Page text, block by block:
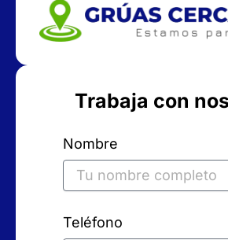
Trabaja con
Nombre
Teléfono